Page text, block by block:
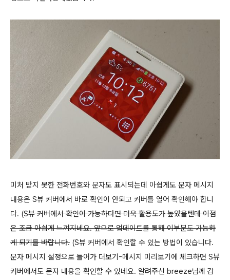
미처 받지 못한 전화번호와 문자도 표시되는데 아쉽게도 문자 메시지
내용은 S뷰 커버에서 바로 확인이 안되고 커버를 열어 확인해야 합니
다. (S뷰 커버에서 확인이 가능하다면 더욱 활용도가 높았을텐데 이점
은 조금 아쉽게 느껴지네요. 앞으로 업데이트를 통해 이부분도 가능하
게 되기를 바랍니다. (S뷰 커버에서 확인할 수 있는 방법이 있습니다.
문자 메시지 설정으로 들어가 더보기-메시지 미리보기에 체크하면 S뷰
커버에서도 문자 내용을 확인할 수 있네요. 알려주신 breeze님께 감